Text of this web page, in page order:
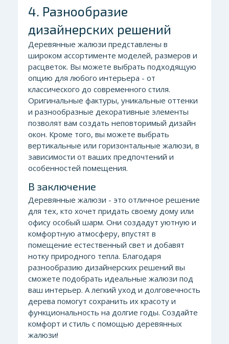
4. Разнообразие
дизайнерских решений
Деревянные жалюзи представлены в
широком ассортименте моделей, размеров и
расцветок. Вы можете выбрать подходящую
опцию для любого интерьера - от
классического до современного стиля.
Оригинальные фактуры, уникальные оттенки
и разнообразные декоративные элементы
позволят вам создать неповторимый дизайн
окон. Кроме того, вы можете выбрать
вертикальные или горизонтальные жалюзи, в
зависимости от ваших предпочтений и
особенностей помещения.
В заключение
Деревянные жалюзи - это отличное решение
для тех, кто хочет придать своему дому или
офису особый шарм. Они создадут уютную и
комфортную атмосферу, впустят в
помещение естественный свет и добавят
нотку природного тепла. Благодаря
разнообразию дизайнерских решений вы
сможете подобрать идеальные жалюзи под
ваш интерьер. А легкий уход и долговечность
дерева помогут сохранить их красоту и
функциональность на долгие годы. Создайте
комфорт и стиль с помощью деревянных
жалюзи!